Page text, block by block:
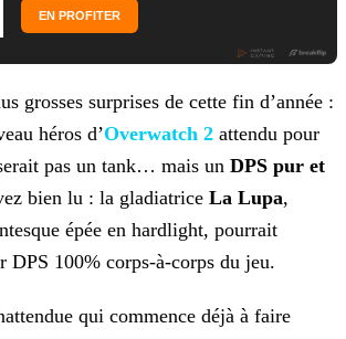
EN PROFITER
grosses surprises de cette fin d’année :
héros d’Overwatch 2 attendu pour
pas un tank… mais un DPS pur et
bien lu : la gladiatrice La Lupa,
épée en hardlight, pourrait
DPS 100% corps-à-corps du jeu.
qui commence déjà à faire